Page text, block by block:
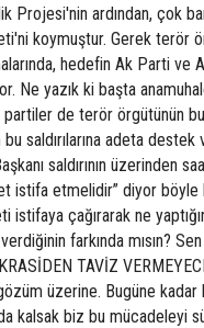
Projesi'nin ardından, çok
koymuştur. Gerek terör
hedefin Ak Parti
Ne yazık ki başta
partiler de terör örgütünün
saldırılarına adeta
saldırının üzerinden
istifa etmelidir” diyor
istifaya çağırarak ne
farkında mısın?
TAVİZ
üzerine. Bugüne
kalsak biz bu mücadeleyi